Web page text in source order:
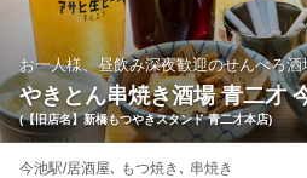
お一人様、昼飲み深夜歓迎のせんべろ酒
やきとん串焼き酒場 青二才
(【旧店名】新橋もつやきスタンド 青二才本店)
今池駅/居酒屋､ もつ焼き､ 串焼き